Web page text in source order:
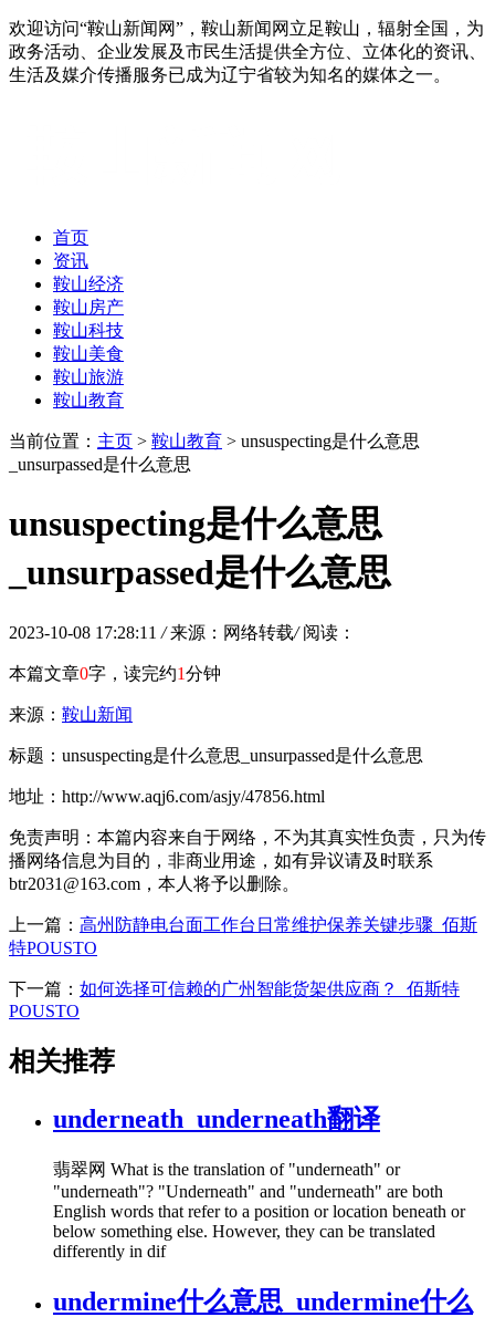
欢迎访问“鞍山新闻网”，鞍山新闻网立足鞍山，辐射全国，为
政务活动、企业发展及市民生活提供全方位、立体化的资讯、
生活及媒介传播服务已成为辽宁省较为知名的媒体之一。
首页
资讯
鞍山经济
鞍山房产
鞍山科技
鞍山美食
鞍山旅游
鞍山教育
当前位置： 主页 > 鞍山教育 > unsuspecting是什么意思
_unsurpassed是什么意思
unsuspecting是什么意思
_unsurpassed是什么意思
2023-10-08 17:28:11 / 来源：网络转载/ 阅读：
本篇文章0字，读完约1分钟
来源： 鞍山新闻
标题：unsuspecting是什么意思_unsurpassed是什么意思
地址：http://www.aqj6.com/asjy/47856.html
免责声明：本篇内容来自于网络，不为其真实性负责，只为传
播网络信息为目的，非商业用途，如有异议请及时联系
btr2031@163.com，本人将予以删除。
上一篇： 高州防静电台面工作台日常维护保养关键步骤_佰斯
特POUSTO
下一篇： 如何选择可信赖的广州智能货架供应商？_佰斯特
POUSTO
相关推荐
underneath_underneath翻译
翡翠网 What is the translation of "underneath" or
"underneath"? "Underneath" and "underneath" are both
English words that refer to a position or location beneath or
below something else. However, they can be translated
differently in dif
undermine什么意思_undermine什么